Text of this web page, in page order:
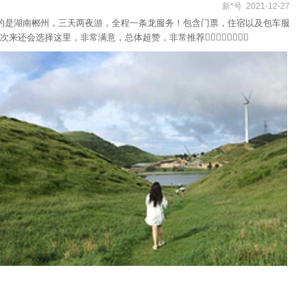
新*号 2021-12-27
湖南郴州，三天两夜游，全程一条龙服务！包含门票，住宿以及包车服
还会选择这里，非常满意，总体超赞，非常推荐🙅‍♀️🙅‍♀️🙅‍♀️🙅‍♀️